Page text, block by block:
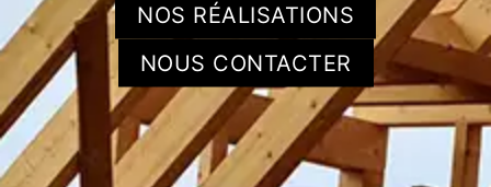
NOS RÉALISATIONS
NOUS CONTACTER